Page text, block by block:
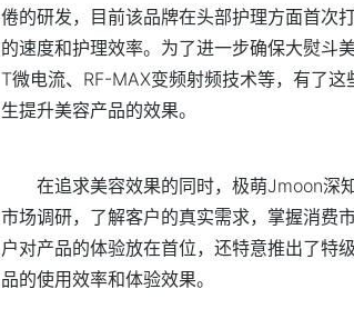
倦的研发，目前该品牌在头部护理方面首次
的速度和护理效率。为了进一步确保大熨斗
T微电流、RF-MAX变频射频技术等，有了
生提升美容产品的效果。
在追求美容效果的同时，极萌Jmoon深
市场调研，了解客户的真实需求，掌握消费
户对产品的体验放在首位，还特意推出了特
品的使用效率和体验效果。